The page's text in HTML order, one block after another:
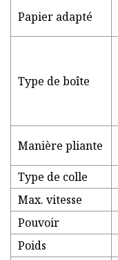
Papier adapté
Type de boîte
Manière pliante
Type de colle
Max. vitesse
Pouvoir
Poids